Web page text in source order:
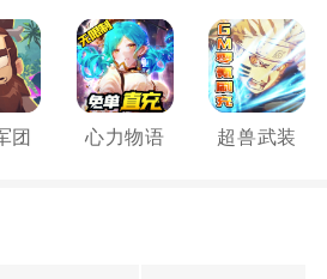
团 心力物语 超兽武装